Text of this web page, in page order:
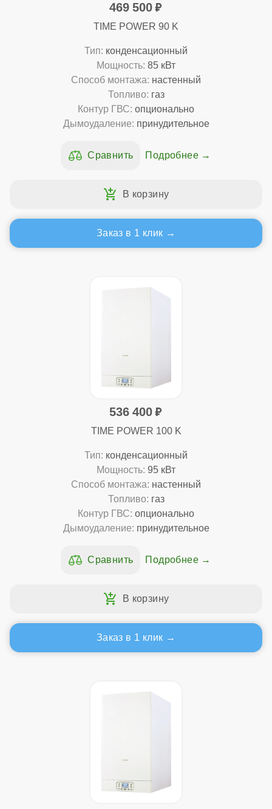
469 500
TIME POWER 90 K
Тип: конденсационный
Мощность: 85 кВт
Способ монтажа: настенный
Топливо: газ
Контур ГВС: опционально
Дымоудаление: принудительное
Подробнее
Заказ в 1 клик
536 400
TIME POWER 100 K
Тип: конденсационный
Мощность: 95 кВт
Способ монтажа: настенный
Топливо: газ
Контур ГВС: опционально
Дымоудаление: принудительное
Подробнее
Заказ в 1 клик